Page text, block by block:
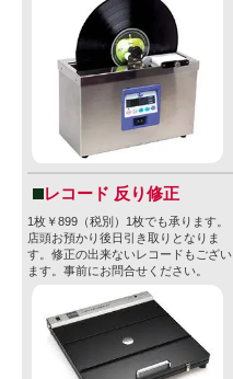
レコード 反り修正
1枚￥899（税別）1枚でも承ります。
店頭お預かり後日引き取りとなりま
す。修正の出来ないレコードもござい
ます。事前にお問合せください。